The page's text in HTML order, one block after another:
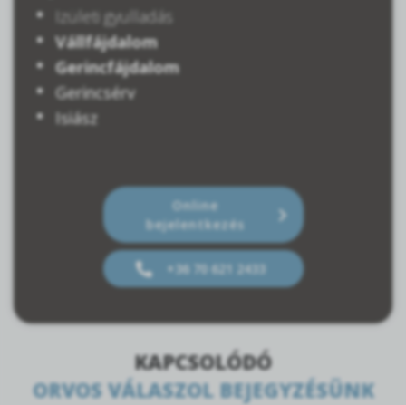
Izületi gyulladás
Vállfájdalom
Gerincfájdalom
Gerincsérv
Isiász
Online
bejelentkezés
+36 70 621 2433
KAPCSOLÓDÓ
ORVOS VÁLASZOL BEJEGYZÉSÜNK